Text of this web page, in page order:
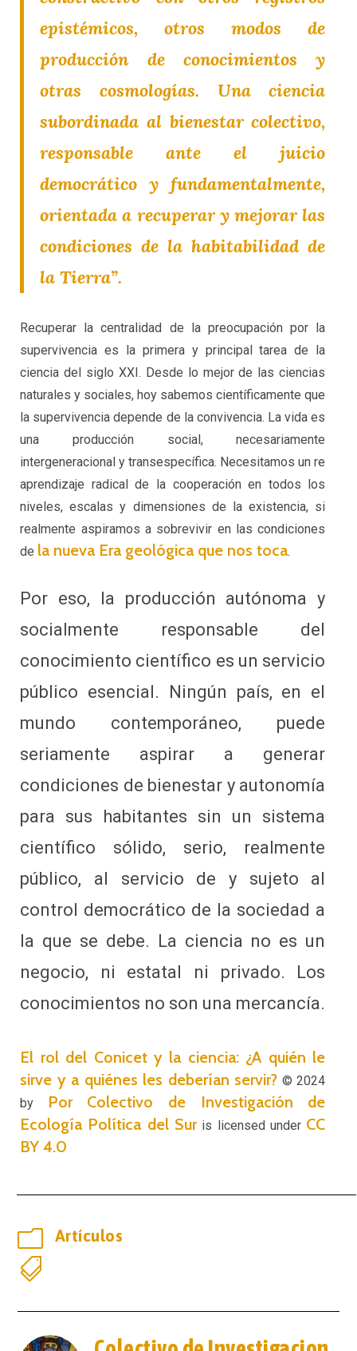
epistémicos, otros modos de
producción de conocimientos y
otras cosmologías. Una ciencia
subordinada al bienestar colectivo,
responsable ante el juicio
democrático y fundamentalmente,
orientada a recuperar y mejorar las
condiciones de la habitabilidad de
la Tierra”.
Recuperar la centralidad de la preocupación por la
supervivencia es la primera y principal tarea de la
ciencia del siglo XXI. Desde lo mejor de las ciencias
naturales y sociales, hoy sabemos científicamente que
la supervivencia depende de la convivencia. La vida es
una producción social, necesariamente
intergeneracional y transespecífica. Necesitamos un re
aprendizaje radical de la cooperación en todos los
niveles, escalas y dimensiones de la existencia, si
realmente aspiramos a sobrevivir en las condiciones
de la nueva Era geológica que nos toca.
Por eso, la producción autónoma y
socialmente responsable del
conocimiento científico es un servicio
público esencial. Ningún país, en el
mundo contemporáneo, puede
seriamente aspirar a generar
condiciones de bienestar y autonomía
para sus habitantes sin un sistema
científico sólido, serio, realmente
público, al servicio de y sujeto al
control democrático de la sociedad a
la que se debe. La ciencia no es un
negocio, ni estatal ni privado. Los
conocimientos no son una mercancía.
El rol del Conicet y la ciencia: ¿A quién le
sirve y a quiénes les deberían servir? © 2024
by
Por Colectivo de Investigación de
Ecología Política del Suris licensed under CC
BY 4.0
m Artículos
